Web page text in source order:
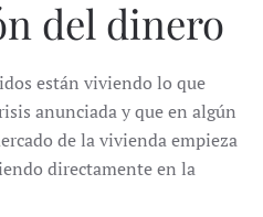
del dinero
están viviendo lo que
anunciada y que en algún
de la vivienda empieza
directamente en la